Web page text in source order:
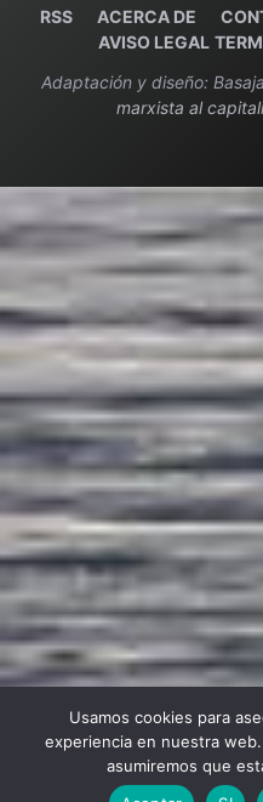
RSS ACERCA DE C
AVISO LEGAL
Adaptación y diseño:
marxista al
Usamos cookies para
experiencia en nuestra
asumiremos que